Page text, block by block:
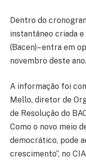
Dentro do
instantâneo criada
(Bacen)– entra em
novembro deste ano.
A informação foi
Mello, diretor de
de Resolução do
Como o novo meio
democrático, pode
crescimento”, no